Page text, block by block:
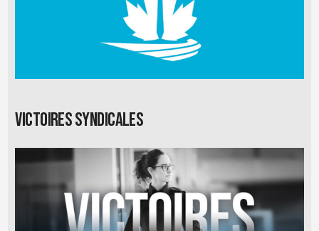
Victoires syndicales